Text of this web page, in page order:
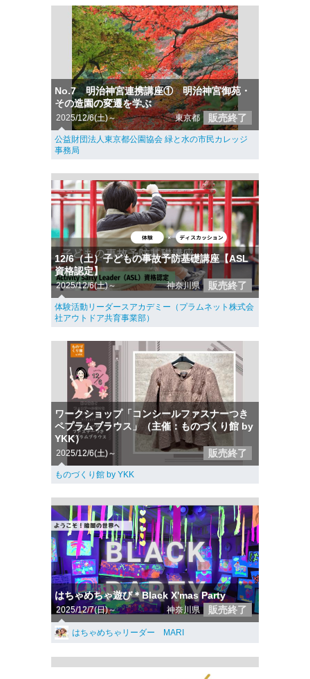
No.7 明治神宮連携講座① 明治神宮御苑・
その造園の変遷を学ぶ
2025/12/6(土)～ 東京都 販売終了
公益財団法人東京都公園協会 緑と水の市民カレッジ
事務局
12/6（土）子どもの事故予防基礎講座【ASL
資格認定】
2025/12/6(土)～ 神奈川県 販売終了
体験活動リーダースアカデミー（プラムネット株式会
社アウトドア共育事業部）
ワークショップ「コンシールファスナーつき
ペプラムブラウス」（主催：ものづくり館 by
YKK）
2025/12/6(土)～ 販売終了
ものづくり館 by YKK
はちゃめちゃ遊び＊Black X'mas Party
2025/12/7(日)～ 神奈川県 販売終了
はちゃめちゃリーダー MARI